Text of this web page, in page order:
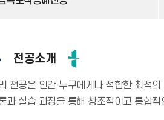
전공소개
전공은 인간 누구에게나 적합한 최적
과 실습 과정을 통해 창조적이고 통합